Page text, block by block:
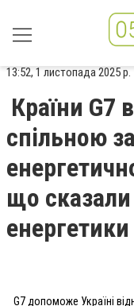
13:52, 1 листопада 2025 р.
Країни G7
спільною
що сказали
енергетики
G7 допоможе Україні